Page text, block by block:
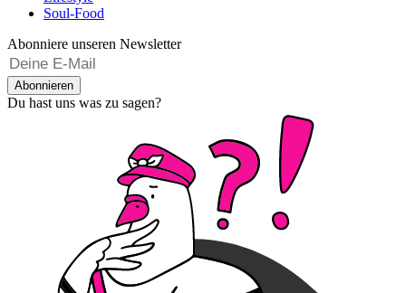
Soul-Food
Abonniere unseren Newsletter
Abonnieren
Du hast uns was zu sagen?